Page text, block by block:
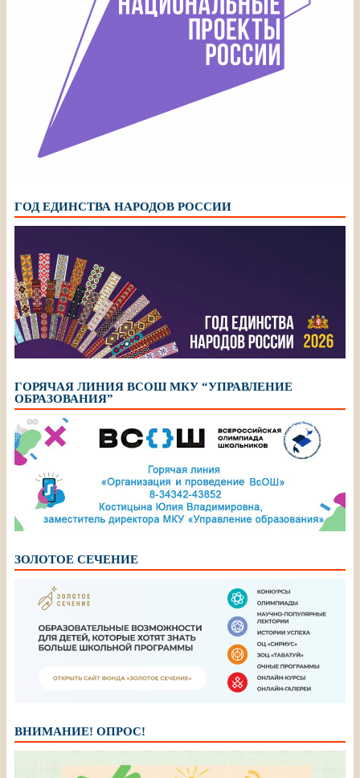
ГОД ЕДИНСТВА НАРОДОВ РОССИИ
ГОРЯЧАЯ ЛИНИЯ ВСОШ МКУ “УПРАВЛЕНИЕ
ОБРАЗОВАНИЯ”
ЗОЛОТОЕ СЕЧЕНИЕ
ВНИМАНИЕ! ОПРОС!